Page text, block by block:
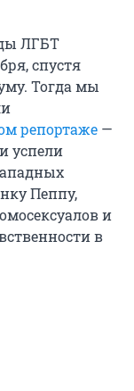
ЛГБТ
спустя
Тогда мы
репортаже —
успели
Пеппу,
и
в